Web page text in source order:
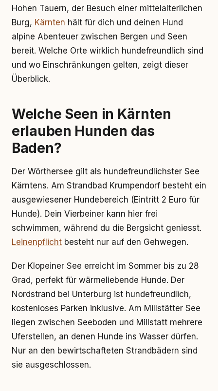
Hohen Tauern, der Besuch einer mittelalterlichen
Burg, Kärnten hält für dich und deinen Hund
alpine Abenteuer zwischen Bergen und Seen
bereit. Welche Orte wirklich hundefreundlich sind
und wo Einschränkungen gelten, zeigt dieser
Überblick.
Welche Seen in Kärnten
erlauben Hunden das
Baden?
Der Wörthersee gilt als hundefreundlichster See
Kärntens. Am Strandbad Krumpendorf besteht ein
ausgewiesener Hundebereich (Eintritt 2 Euro für
Hunde). Dein Vierbeiner kann hier frei
schwimmen, während du die Bergsicht geniesst.
Leinenpflicht besteht nur auf den Gehwegen.
Der Klopeiner See erreicht im Sommer bis zu 28
Grad, perfekt für wärmeliebende Hunde. Der
Nordstrand bei Unterburg ist hundefreundlich,
kostenloses Parken inklusive. Am Millstätter See
liegen zwischen Seeboden und Millstatt mehrere
Uferstellen, an denen Hunde ins Wasser dürfen.
Nur an den bewirtschafteten Strandbädern sind
sie ausgeschlossen.